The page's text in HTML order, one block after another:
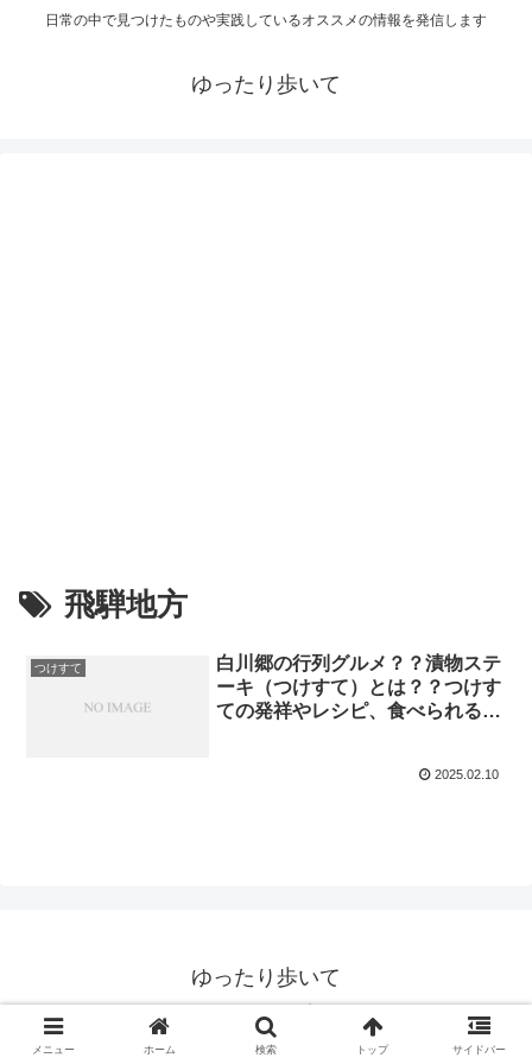
日常の中で見つけたものや実践しているオススメの情報を発信します
ゆったり歩いて
飛騨地方
つけすて
白川郷の行列グルメ？？漬物ステ
ーキ（つけすて）とは？？つけす
ての発祥やレシピ、食べられるお
2025.02.10
ゆったり歩いて
メニュー ホーム 検索 トップ サイドバー